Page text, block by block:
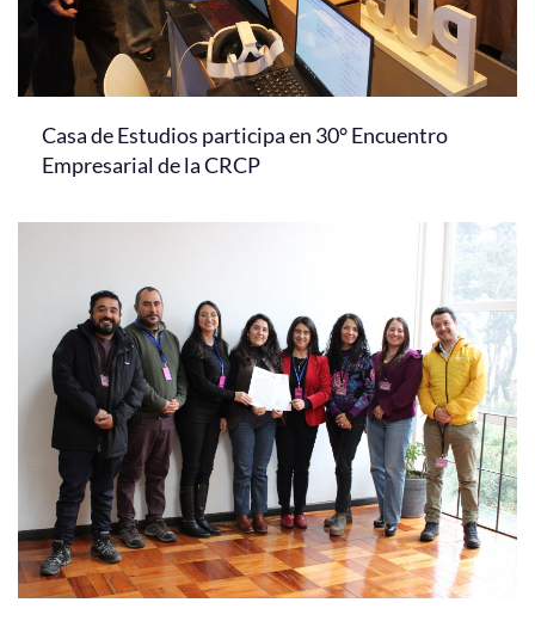
Casa de Estudios participa en 30° Encuentro
Empresarial de la CRCP